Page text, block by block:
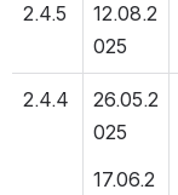
2.4.5
12.08.2
025
2.4.4
26.05.2
025
17.06.2